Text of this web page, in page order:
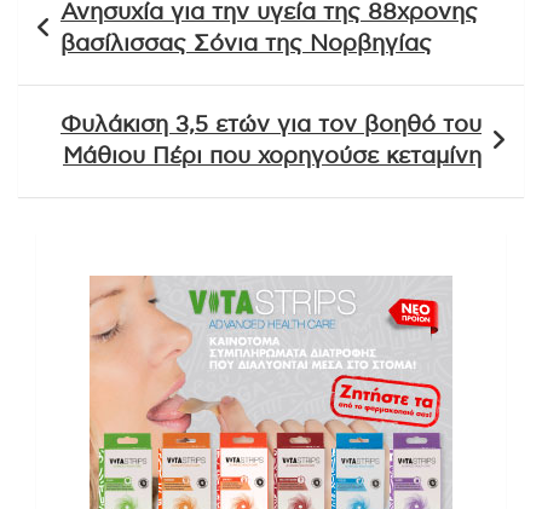
άρθρων
Ανησυχία για την υγεία της 88χρονης
βασίλισσας Σόνια της Νορβηγίας
Φυλάκιση 3,5 ετών για τον βοηθό του
Μάθιου Πέρι που χορηγούσε κεταμίνη